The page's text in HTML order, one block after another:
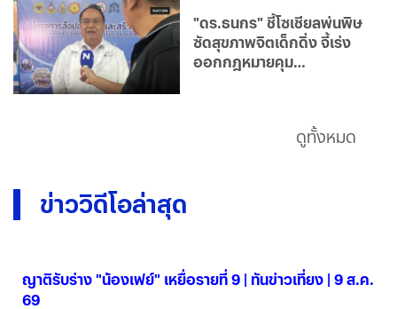
"ดร.ธนกร" ชี้โซเชียลพ่นพิษ
ซัดสุขภาพจิตเด็กดิ่ง จี้เร่ง
ออกกฎหมายคุม
ดูทั้งหมด
ข่าววิดีโอล่าสุด
ญาติรับร่าง "น้องเฟย์" เหยื่อรายที่ 9 | ทันข่าวเที่ยง | 9 ส.ค.
69